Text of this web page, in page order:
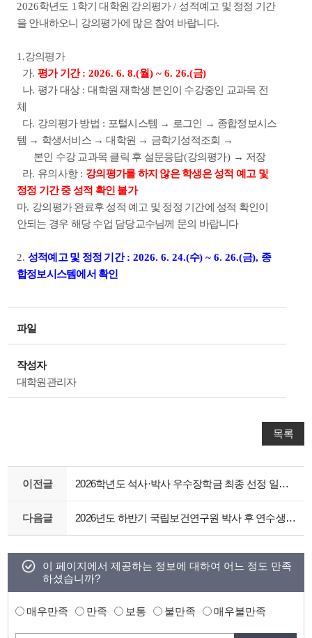
2026학년도 1 학기 대학원 강의평가/ 성적예고 및 정정 기간
을 안내하오니 강의평가에 많은 참여 바랍니다.
1.강의평가
가.평가 기간: 2026. 6. 8.(월) ~ 6. 26.(금)
나. 평가 대상:대학원 재학생 본인이 수강중인 교과목 전
체
다. 강의평가 방법 : 포털시스템 → 로그인 → 종합정보시스
템 → 학생서비스 → 대학원 → 금학기성적조회
→
본인 수강 교과목 클릭 후 설문응답(강의평가) → 저장
라. 유의사항: 강의평가를 하지 않은 학생은 성적 예고 및
정정 기간 중 성적 확인 불가
마. 강의평가 완료후 성적 예고 및 정정 기간에 성적 확인이
안되는 경우 해당 수업 담당교수님께 문의 바랍니다
2. 성적예고 및 정정 기간: 2026. 6. 24.(수) ~ 6. 26.(금), 종
합정보시스템에서 확인
파일
작성자
대학원관리자
목록
이전글 2026학년도 석사·박사 우수장학금 최종 선정 일정 변경 안내
다음글 2026년도 하반기 국립보건연구원 박사 후 연수생 모집 안내
이 페이지에서 제공하는 정보에 대하여 어느 정도 만족
하셨습니까?
매우만족 만족 보통 불만족 매우불만족